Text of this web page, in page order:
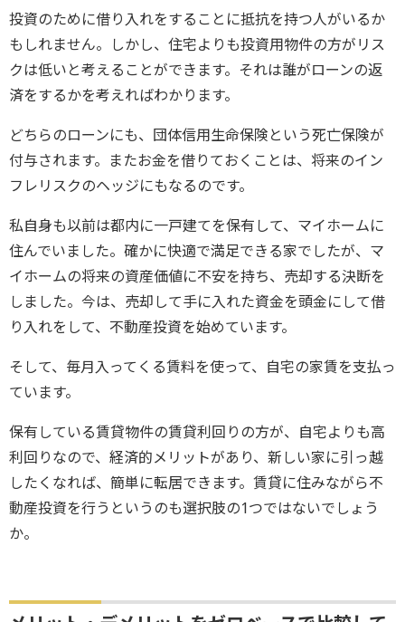
投資のために借り入れをすることに抵抗を持つ人がいるか
もしれません。しかし、住宅よりも投資用物件の方がリス
クは低いと考えることができます。それは誰がローンの返
済をするかを考えればわかります。
どちらのローンにも、団体信用生命保険という死亡保険が
付与されます。またお金を借りておくことは、将来のイン
フレリスクのヘッジにもなるのです。
私自身も以前は都内に一戸建てを保有して、マイホームに
住んでいました。確かに快適で満足できる家でしたが、マ
イホームの将来の資産価値に不安を持ち、売却する決断を
しました。今は、売却して手に入れた資金を頭金にして借
り入れをして、不動産投資を始めています。
そして、毎月入ってくる賃料を使って、自宅の家賃を支払っ
ています。
保有している賃貸物件の賃貸利回りの方が、自宅よりも高
利回りなので、経済的メリットがあり、新しい家に引っ越
したくなれば、簡単に転居できます。賃貸に住みながら不
動産投資を行うというのも選択肢の1つではないでしょう
か。